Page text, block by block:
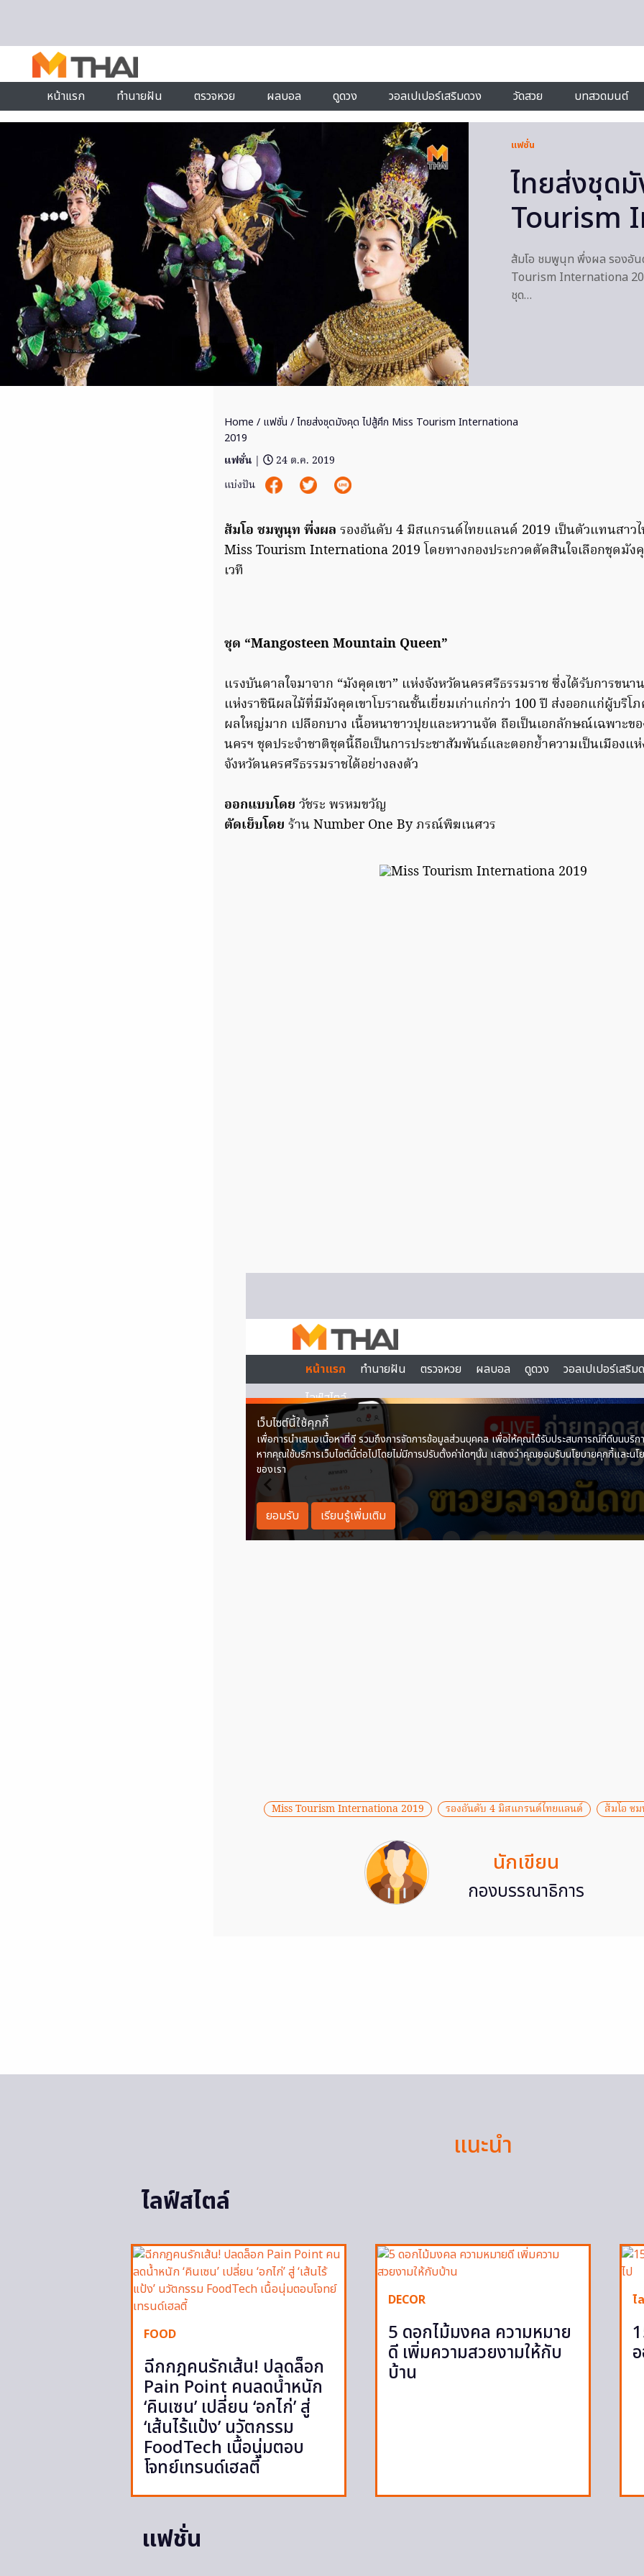
หน้าแรก
ทำนายฝัน ตรวจหวย ผลบอล ดูดวง วอลเปเปอร์เสริมดวง วัดสวย บทสวดมนต์
แฟชั่น
ไทยส่งชุด
Tourism
ส้มโอ ชมพูนุท พึ่งผล รองอัน
Tourism Internationa
ชุด…
Home / แฟชั่น / ไทยส่งชุดมังคุด ไปสู้ศึก Miss Tourism Internationa
2019
แฟชั่น |
24 ต.ค. 2019
แบ่งปัน
ส้มโอ ชมพูนุท พึ่งผล รองอันดับ 4 มิสแกรนด์ไทยแลนด์ 2019 เป็นตัวแทนสาวไ
Miss Tourism Internationa 2019 โดยทางกองประกวดตัดสินใจเลือกชุดมัง
เวที
ชุด “Mangosteen Mountain Queen”
แรงบันดาลใจมาจาก “มังคุดเขา” แห่งจังหวัดนครศรีธรรมราช ซึ่งได้รับการขนา
แห่งราชินีผลไม้ที่มีมังคุดเขาโบราณชั้นเยี่ยมเก่าแก่กว่า 100 ปี ส่งออกแก่ผู้บริ
ผลใหญ่มาก เปลือกบาง เนื้อหนาขาวปุยและหวานจัด ถือเป็นเอกลักษณ์เฉพาะขอ
นครฯ ชุดประจำชาติชุดนี้ถือเป็นการประชาสัมพันธ์และตอกย้ำความเป็นเมืองแ
จังหวัดนครศรีธรรมราชได้อย่างลงตัว
ออกแบบโดย วัชระ พรหมขวัญ
ตัดเย็บโดย ร้าน Number One By ภรณ์พิฆเนศวร
Miss Tourism Internationa 2019 รองอันดับ 4 มิสแกรนด์ไทยแลนด์ ส้มโอ ช
นักเขียน
กองบรรณาธิการ
แนะนำ
ไลฟ์สไตล์
FOOD
ฉีกกฎคนรักเส้น! ปลดล็อก
Pain Point คนลดน้ำหนัก
‘คินเซน’ เปลี่ยน ‘อกไก่’ สู่
‘เส้นไร้แป้ง’ นวัตกรรม
FoodTech เนื้อนุ่มตอบ
โจทย์เทรนด์เฮลตี้
DECOR
5 ดอกไม้มงคล ความหมาย
ดี เพิ่มความสวยงามให้กับ
บ้าน
ไ
แฟชั่น